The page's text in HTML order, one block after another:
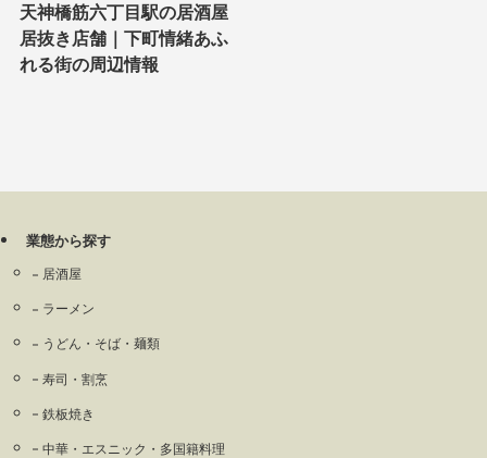
天神橋筋六丁目駅の居酒屋
居抜き店舗｜下町情緒あふ
れる街の周辺情報
業態から探す
居酒屋
ラーメン
うどん・そば・麺類
寿司・割烹
鉄板焼き
中華・エスニック・多国籍料理